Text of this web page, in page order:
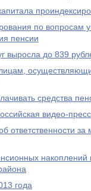
по вопросам
пенсии
выросла до 839
средства
видео-
ответственности
накоплений
года